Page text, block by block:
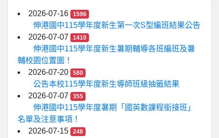
2026-07-16 1596
伸港國中115學年度新生第一次S型編班結果公告
2026-07-07
1410
伸港國中115學年度新生暑期輔導各班編班及暑
輔校園位置圖！
2026-07-20
580
公告本校115學年度新生導師班級抽籤結果
2026-07-07
355
伸港國中115學年度暑期「國英數課程銜接班」
名單及注意事項！
2026-07-15
248